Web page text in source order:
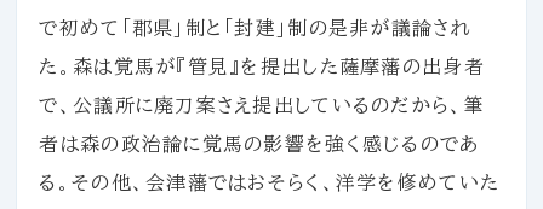
で初めて「郡県」制と「封建」制の是非が議論され
た。森は覚馬が『管見』を提出した薩摩藩の出身者
で、公議所に廃刀案さえ提出しているのだから、筆
者は森の政治論に覚馬の影響を強く感じるのであ
る。その他、会津藩ではおそらく、洋学を修めていた